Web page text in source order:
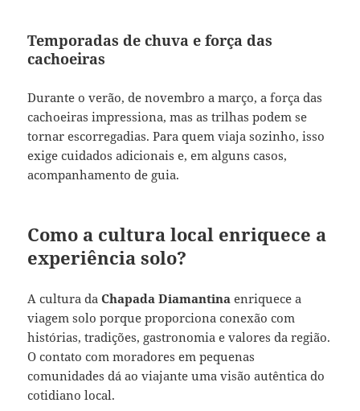
Temporadas de chuva e força das
cachoeiras
Durante o verão, de novembro a março, a força das
cachoeiras impressiona, mas as trilhas podem se
tornar escorregadias. Para quem viaja sozinho, isso
exige cuidados adicionais e, em alguns casos,
acompanhamento de guia.
Como a cultura local enriquece a
experiência solo?
A cultura daChapada Diamantina enriquece a
viagem solo porque proporciona conexão com
histórias, tradições, gastronomia e valores da região.
O contato com moradores em pequenas
comunidades dá ao viajante uma visão autêntica do
cotidiano local.